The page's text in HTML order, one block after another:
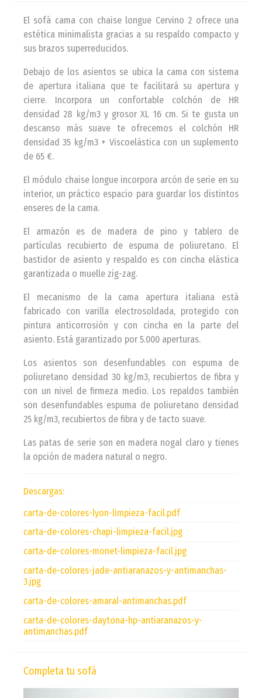
El sofá cama con chaise longue Cervino 2 ofrece una
estética minimalista gracias a su respaldo compacto y
sus brazos superreducidos.
Debajo de los asientos se ubica la cama con sistema
de apertura italiana que te facilitará su apertura y
cierre. Incorpora un confortable colchón de HR
densidad 28 kg/m3 y grosor XL 16 cm. Si te gusta un
descanso más suave te ofrecemos el colchón HR
densidad 35 kg/m3 + Viscoelástica con un suplemento
de 65 €.
El módulo chaise longue incorpora arcón de serie en su
interior, un práctico espacio para guardar los distintos
enseres de la cama.
El armazón es de madera de pino y tablero de
partículas recubierto de espuma de poliuretano. El
bastidor de asiento y respaldo es con cincha elástica
garantizada o muelle zig-zag.
El mecanismo de la cama apertura italiana está
fabricado con varilla electrosoldada, protegido con
pintura anticorrosión y con cincha en la parte del
asiento. Está garantizado por 5.000 aperturas.
Los asientos son desenfundables con espuma de
poliuretano densidad 30 kg/m3, recubiertos de fibra y
con un nivel de firmeza medio. Los repaldos también
son desenfundables espuma de poliuretano densidad
25 kg/m3, recubiertos de fibra y de tacto suave.
Las patas de serie son en madera nogal claro y tienes
la opción de madera natural o negro.
Descargas:
carta-de-colores-lyon-limpieza-facil.pdf
carta-de-colores-chapi-limpieza-facil.jpg
carta-de-colores-monet-limpieza-facil.jpg
carta-de-colores-jade-antiaranazos-y-antimanchas-
3.jpg
carta-de-colores-amaral-antimanchas.pdf
carta-de-colores-daytona-hp-antiaranazos-y-
antimanchas.pdf
Completa tu sofá